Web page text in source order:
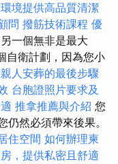
境提供高品質清潔
問 撥筋技術課程 優
另一個無非是最大
自衛計劃，因為您小
人安葬的最後步驟
台胞證照片要求及
推拿推薦與介紹 您
然必須帶來後果。
住空間 如何辦理柬
，提供私密且舒適